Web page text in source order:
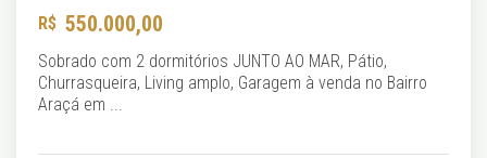
550.000,00
Sobrado com 2 dormitórios JUNTO AO MAR, Pátio,
Churrasqueira, Living amplo, Garagem à venda no Bairro
Araçá em ...